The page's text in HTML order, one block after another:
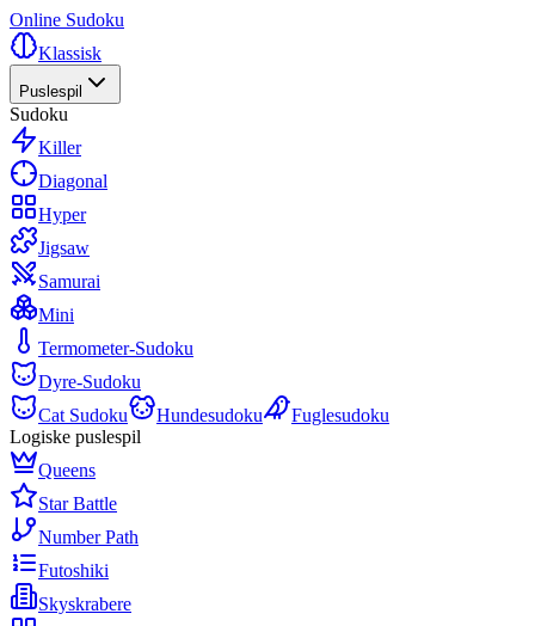
Online Sudoku
Klassisk
Puslespil
Sudoku
Killer
Diagonal
Hyper
Jigsaw
Samurai
Mini
Termometer-Sudoku
Dyre-Sudoku
Cat Sudoku
Hundesudoku
Fuglesudoku
Logiske puslespil
Queens
Star Battle
Number Path
Futoshiki
Skyskrabere